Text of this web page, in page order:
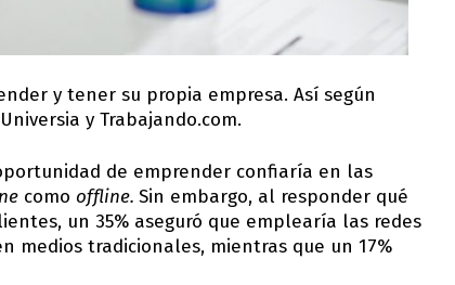
y tener su propia empresa. Así según
y Trabajando.com.
de emprender confiaría en las
como offline. Sin embargo, al responder qué
un 35% aseguró que emplearía las redes
medios tradicionales, mientras que un 17%